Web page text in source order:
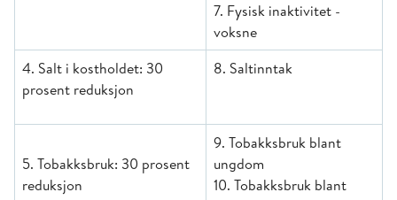
7. Fysisk inaktivitet -
voksne
4. Salt i kostholdet: 30
prosent reduksjon
8. Saltinntak
5. Tobakksbruk: 30 prosent
reduksjon
9. Tobakksbruk blant
ungdom
10. Tobakksbruk blant